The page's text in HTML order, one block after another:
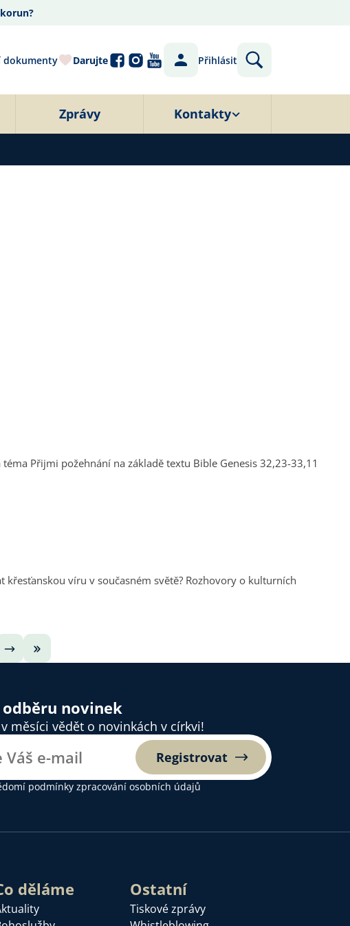
dokumenty Darujte Přihlásit
Zprávy Kontakty
víru v současném světě? Rozhovory o kulturních
novinek
měsíci vědět o novinkách v církvi!
Registrovat
podmínky zpracování osobních údajů
děláme Ostatní
Tiskové zprávy